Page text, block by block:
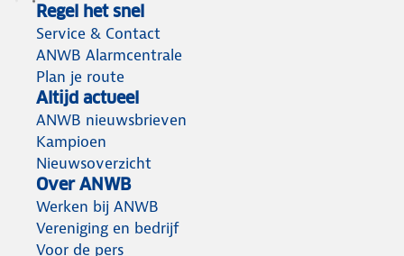
Regel het snel
Service & Contact
ANWB Alarmcentrale
Plan je route
Altijd actueel
ANWB nieuwsbrieven
Kampioen
Nieuwsoverzicht
Over ANWB
Werken bij ANWB
Vereniging en bedrijf
Voor de pers